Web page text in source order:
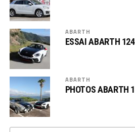
ABARTH
ESSAI ABARTH
ABARTH
PHOTOS ABARTH